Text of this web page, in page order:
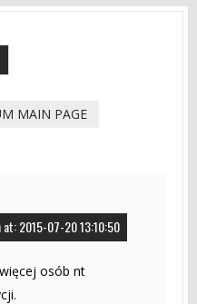
MAIN PAGE
2015-07-20 13:10:50
osób nt